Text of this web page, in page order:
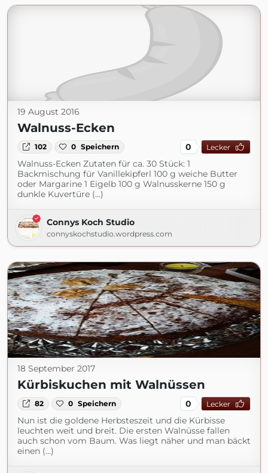
19 August 2016
Walnuss-Ecken
102 0 Speichern 0 Lecker
Walnuss-Ecken Zutaten für ca. 30 Stück: 1
Backmischung für Vanillekipferl 100 g weiche Butter
oder Margarine 1 Eigelb 100 g Walnusskerne 150 g
dunkle Kuvertüre (...)
Connys Koch Studio
connyskochstudio.wordpress.com
18 September 2017
Kürbiskuchen mit Walnüssen
82 0 Speichern 0 Lecker
Nun ist die goldene Herbsteszeit und die Kürbisse
leuchten weit und breit. Die ersten Walnüsse fallen
auch schon vom Baum. Was liegt näher und man bäckt
einen (...)